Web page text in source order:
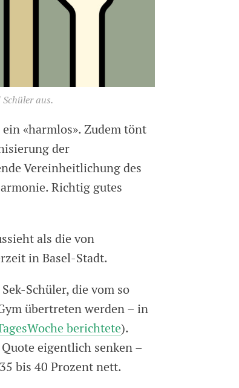
aus.
«harmlos». Zudem tönt
der
Vereinheitlichung des
Richtig gutes
als die von
in Basel-Stadt.
Schüler, die vom so
übertreten werden – in
berichtete).
eigentlich senken –
bis 40 Prozent nett.